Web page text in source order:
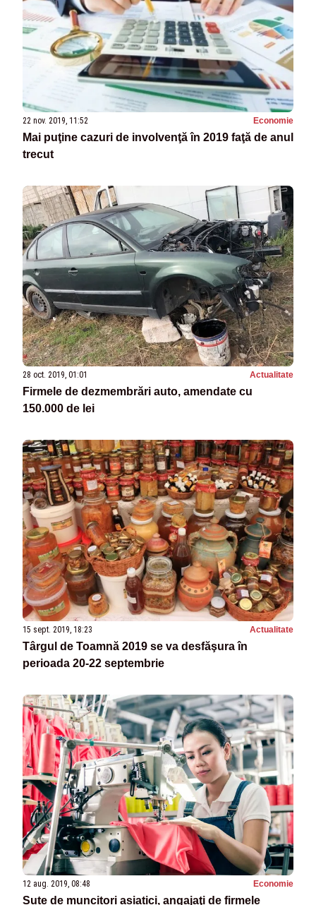
22 nov. 2019, 11:52 Economie
Mai puţine cazuri de involvenţă în 2019 faţă de anul
trecut
28 oct. 2019, 01:01 Actualitate
Firmele de dezmembrări auto, amendate cu
150.000 de lei
15 sept. 2019, 18:23 Actualitate
Târgul de Toamnă 2019 se va desfăşura în
perioada 20-22 septembrie
12 aug. 2019, 08:48 Economie
Sute de muncitori asiatici, angajaţi de firmele